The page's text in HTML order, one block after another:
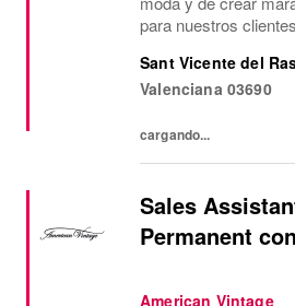
para nuestros
inspirador en el que
bienvenidos y se
Sant Vicente del
Valenciana 03690
cargando...
Sales
Permanent
American Vintage